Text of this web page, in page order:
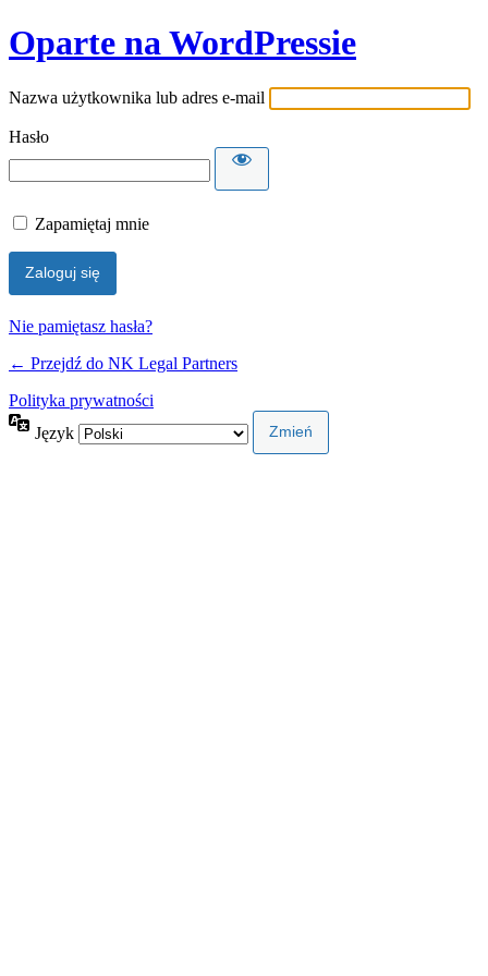
Oparte na WordPressie
Nazwa użytkownika lub adres e-mail
Hasło
Zapamiętaj mnie
Nie pamiętasz hasła?
← Przejdź do NK Legal Partners
Polityka prywatności
Język